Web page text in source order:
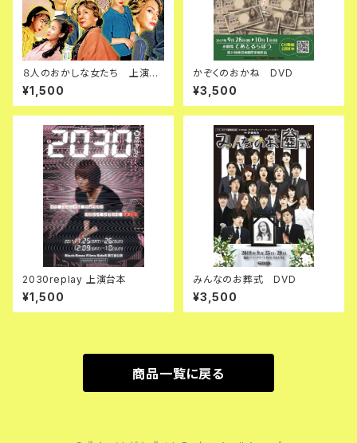
８人のおかしな女たち 上演台
本
¥1,500
かぞくのおかね DVD
¥3,500
2030replay 上演台本
¥1,500
みんなのお葬式 DVD
¥3,500
商品一覧に戻る